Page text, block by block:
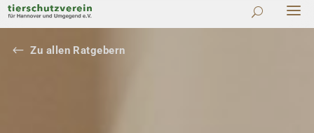
# Zu allen Ratgebern